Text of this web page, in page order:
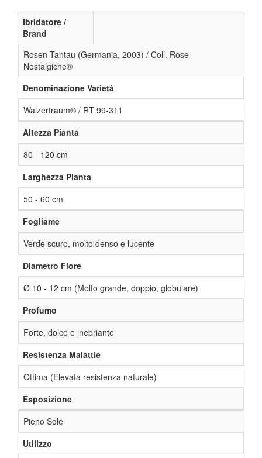
Ibridatore /
Brand
Rosen Tantau (Germania, 2003) / Coll. Rose
Nostalgiche®
Denominazione Varietà
Walzertraum® / RT 99-311
Altezza Pianta
80 - 120 cm
Larghezza Pianta
50 - 60 cm
Fogliame
Verde scuro, molto denso e lucente
Diametro Fiore
Ø 10 - 12 cm (Molto grande, doppio, globulare)
Profumo
Forte, dolce e inebriante
Resistenza Malattie
Ottima (Elevata resistenza naturale)
Esposizione
Pieno Sole
Utilizzo